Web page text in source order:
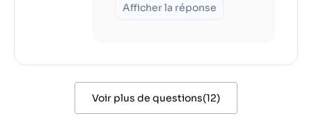
Afficher la réponse
Voir plus de questions(12)